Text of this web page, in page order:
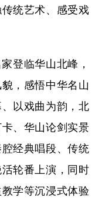
统艺术、感受戏
登临华山北峰，
，感悟中华名山
以戏曲为韵，北
、华山论剑实景
经典唱段、传统
轮番上演，同时
学等沉浸式体验